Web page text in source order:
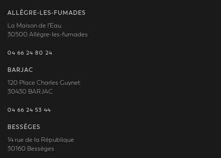
ALLÈGRE-LES-FUMADES
La Maison de l'Eau
30500 Allègre-les-fumades
04 66 24 80 24
BARJAC
120 Place Charles Guynet
30430 BARJAC
04 66 24 53 44
BESSÈGES
14 rue de la République
30160 Bessèges